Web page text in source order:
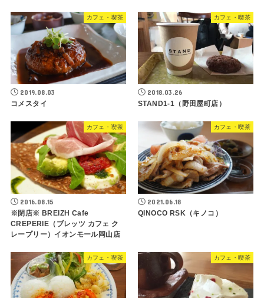
カフェ・喫茶
2019.08.03
コメスタイ
カフェ・喫茶
2018.03.26
STAND1-1（野田屋町店）
カフェ・喫茶
2016.08.15
※閉店※ BREIZH Cafe
CREPERIE（ブレッツ カフェ ク
レープリー）イオンモール岡山店
カフェ・喫茶
2021.06.18
QINOCO RSK（キノコ）
カフェ・喫茶 カフェ・喫茶